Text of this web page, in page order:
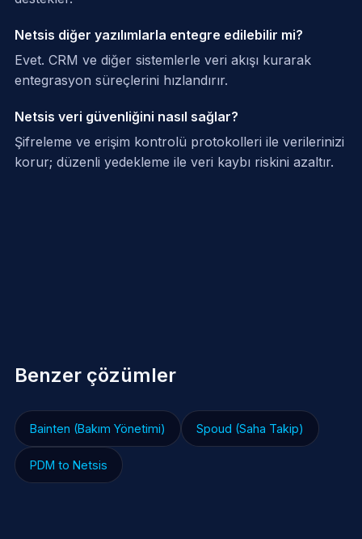
Netsis diğer yazılımlarla entegre edilebilir mi?
Evet. CRM ve diğer sistemlerle veri akışı kurarak
entegrasyon süreçlerini hızlandırır.
Netsis veri güvenliğini nasıl sağlar?
Şifreleme ve erişim kontrolü protokolleri ile verilerinizi
korur; düzenli yedekleme ile veri kaybı riskini azaltır.
Benzer çözümler
Bainten (Bakım Yönetimi) Spoud (Saha Takip)
PDM to Netsis